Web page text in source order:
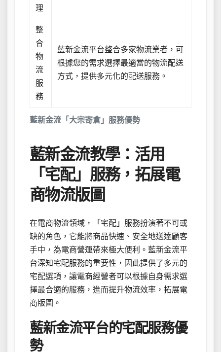
藍新金流「大宗寄倉」服務優勢
理
整
合
物
流
服
務
藍新金流平台整合多家物流業者，可
根據您的需求選擇最適當的物流配送
方式，提供多元化的配送服務。
藍新金流教學：活用
「宅配」服務，拓展電
商物流版圖
在電商物流領域，「宅配」服務扮演著不可或
缺的角色，它能將商品快速、安全地送達顧客
手中，為電商營運帶來極大便利。藍新金流平
台深知宅配服務的重要性，因此提供了多元的
宅配選項，讓電商經營者可以根據自身需求選
擇最合適的服務，進而提升物流效率，拓展電
商版圖。
藍新金流平台的宅配服務優
勢